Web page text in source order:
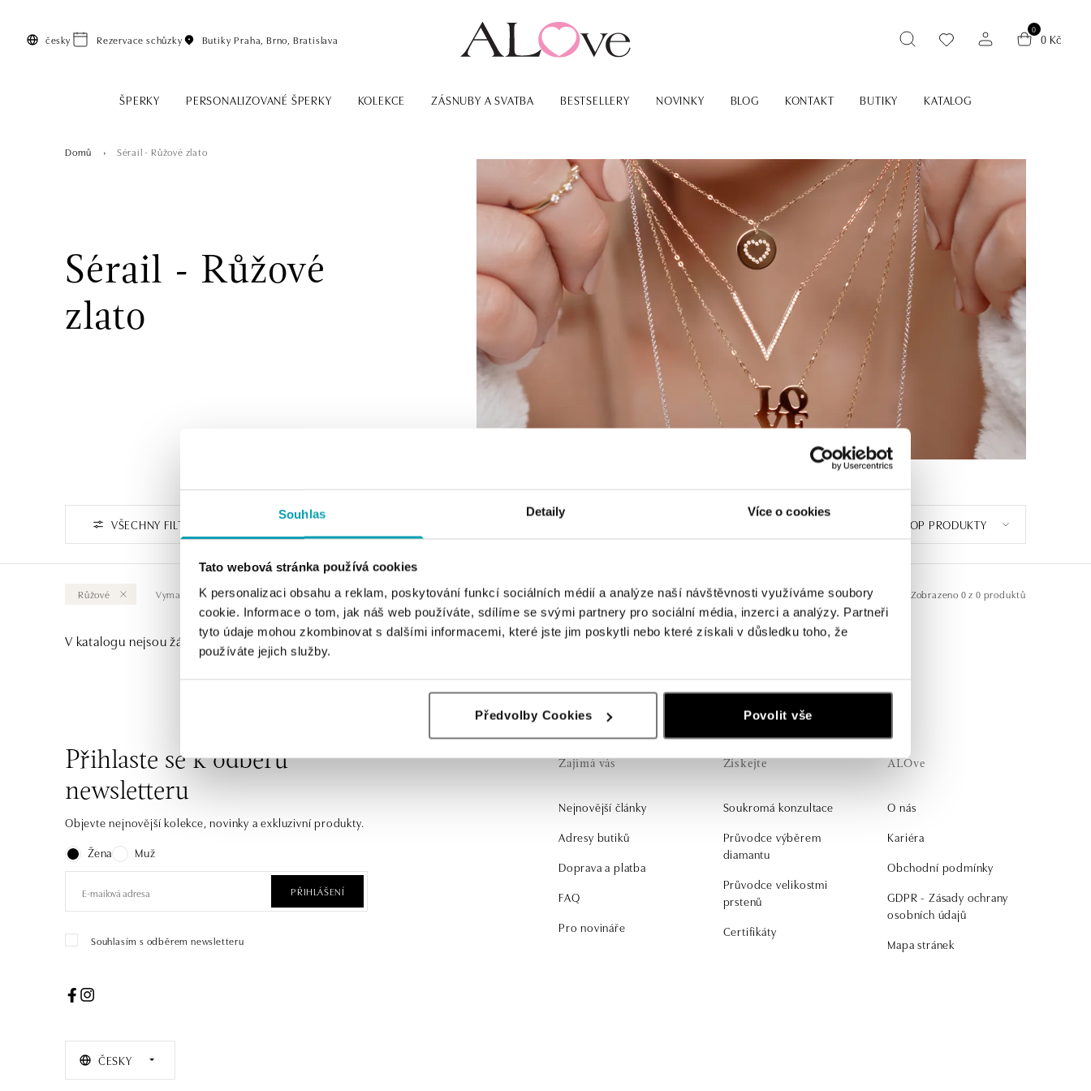
Souhlas Detaily Více o cookies
Tato webová stránka používá cookies
K personalizaci obsahu a reklam, poskytování funkcí sociálních médií a analýze naší návštěvnosti využíváme soubory
cookie. Informace o tom, jak náš web používáte, sdílíme se svými partnery pro sociální média, inzerci a analýzy. Partneři
tyto údaje mohou zkombinovat s dalšími informacemi, které jste jim poskytli nebo které získali v důsledku toho, že
používáte jejich služby.
Předvolby Cookies Povolit vše
česky Rezervace schůzky Butiky Praha, Brno, Bratislava
0
0 Kč
ŠPERKY PERSONALIZOVANÉ ŠPERKY KOLEKCE ZÁSNUBY A SVATBA BESTSELLERY NOVINKY BLOG KONTAKT BUTIKY KATALOG
Domů Sérail - Růžové zlato
Sérail - Růžové
zlato
VŠECHNY FILTRY TOP PRODUKTY
Růžové Vymazat vše Zobrazeno 0 z 0 produktů
V katalogu nejsou žádné produkty.
Přihlaste se k odběru
newsletteru
Objevte nejnovější kolekce, novinky a exkluzivní produkty.
Žena
Muž
PŘIHLÁŠENÍ
Souhlasím s odběrem newsletteru
ČESKY
Zajímá vás
Nejnovější články
Adresy butiků
Doprava a platba
FAQ
Pro novináře
Získejte
Soukromá konzultace
Průvodce výběrem
diamantu
Průvodce velikostmi
prstenů
Certifikáty
ALOve
O nás
Kariéra
Obchodní podmínky
GDPR - Zásady ochrany
osobních údajů
Mapa stránek